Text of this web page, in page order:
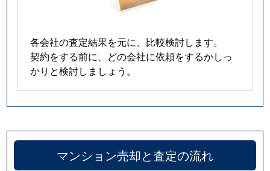
各会社の査定結果を元に、比較検討します。
契約をする前に、どの会社に依頼をするかしっ
かりと検討しましょう。
マンション売却と査定の流れ